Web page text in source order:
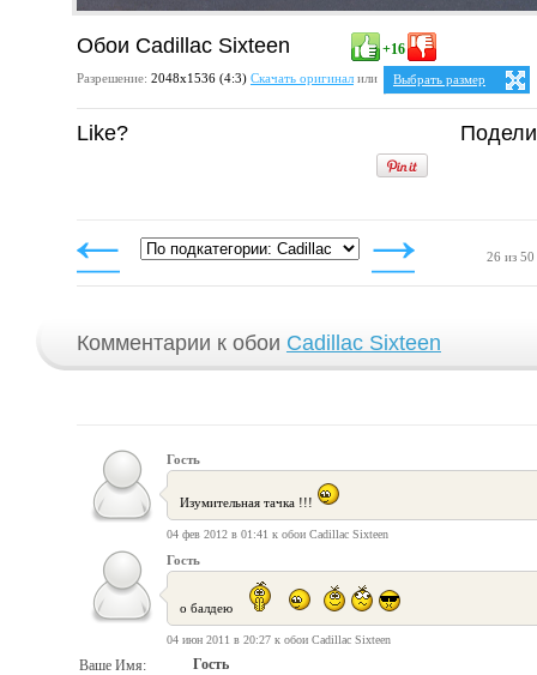
Обои Cadillac Sixteen +16
Разрешение: 2048х1536 (4:3) Скачать оригиналили
Выбрать размер
Ваше разрешение:Не
1024x768
1152x864
1280x960
Like?
26 из 50
Комментарии к обои Cadillac Sixteen
Гость
Изумительная тачка !!!
04 фев 2012 в 01:41 к обои Cadillac Sixteen
Гость
о балдею
04 июн 2011 в 20:27 к обои Cadillac Sixteen
Ваше Имя: Гость